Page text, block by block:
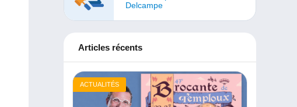
Delcampe
Articles récents
ACTUALITÉS